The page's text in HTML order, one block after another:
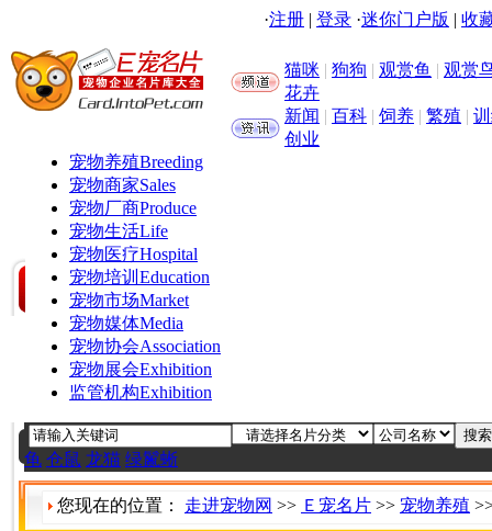
·注册 | 登录 ·迷你门户版 | 收
猫咪 | 狗狗 | 观赏鱼 | 观赏
花卉
新闻 | 百科 | 饲养 | 繁殖 |
创业
宠物养殖Breeding
宠物商家Sales
宠物厂商Produce
宠物生活Life
宠物医疗Hospital
宠物培训 Education
宠物市场Market
宠物媒体Media
宠物协会Association
宠物展会Exhibition
监管机构Exhibition
龟 仓鼠 龙猫 绿鬣蜥
您现在的位置： 走进宠物网 >> Ｅ宠名片 >> 宠物养殖